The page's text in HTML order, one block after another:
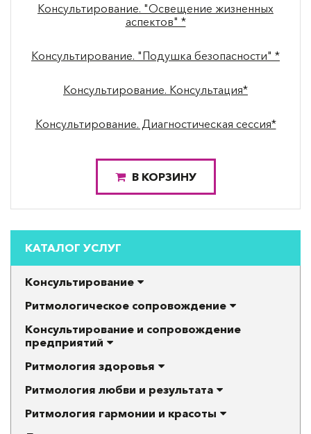
Консультирование. "Освещение жизненных
аспектов" *
Консультирование. "Подушка безопасности" *
Консультирование. Консультация*
Консультирование. Диагностическая сессия*
В КОРЗИНУ
КАТАЛОГ УСЛУГ
Консультирование
Ритмологическое сопровождение
Консультирование и сопровождение
предприятий
Ритмология здоровья
Ритмология любви и результата
Ритмология гармонии и красоты